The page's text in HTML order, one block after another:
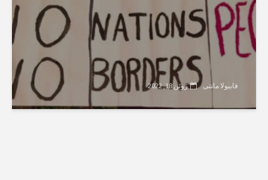
فابیولا مانتی ژوئن 18, 2022